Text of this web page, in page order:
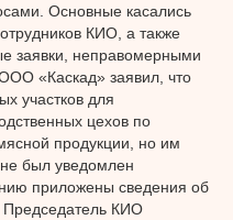
Основные касались
КИО, а также
заявки, неправомерными
«Каскад» заявил, что
участков для
цехов по
продукции, но им
был уведомлен
приложены сведения об
Председатель КИО